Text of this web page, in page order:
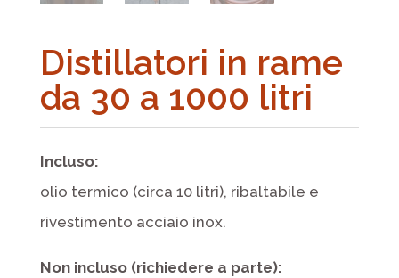
Distillatori in rame
da 30 a 1000 litri
Incluso:
olio termico (circa 10 litri), ribaltabile e
rivestimento acciaio inox.
Non incluso (richiedere a parte):